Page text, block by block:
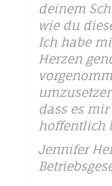
deinem
wie du
Ich habe
Herzen
dass es
hoffentlich
Jennifer